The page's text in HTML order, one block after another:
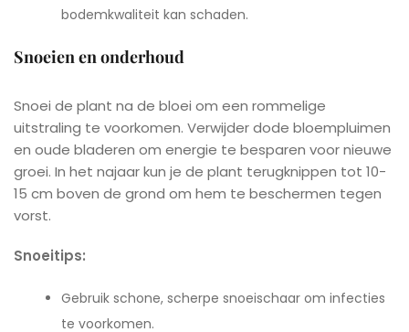
bodemkwaliteit kan schaden.
Snoeien en onderhoud
Snoei de plant na de bloei om een rommelige
uitstraling te voorkomen. Verwijder dode bloempluimen
en oude bladeren om energie te besparen voor nieuwe
groei. In het najaar kun je de plant terugknippen tot 10-
15 cm boven de grond om hem te beschermen tegen
vorst.
Snoeitips:
Gebruik schone, scherpe snoeischaar om infecties
te voorkomen.